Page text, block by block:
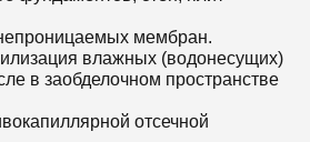
мембран.
влажных (водонесущих)
в заобделочном пространстве
отсечной